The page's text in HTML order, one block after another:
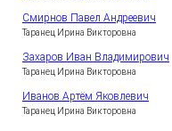
Смирнов Павел Андреевич
Таранец Ирина Викторовна
Захаров Иван Владимирович
Таранец Ирина Викторовна
Иванов Артём Яковлевич
Таранец Ирина Викторовна